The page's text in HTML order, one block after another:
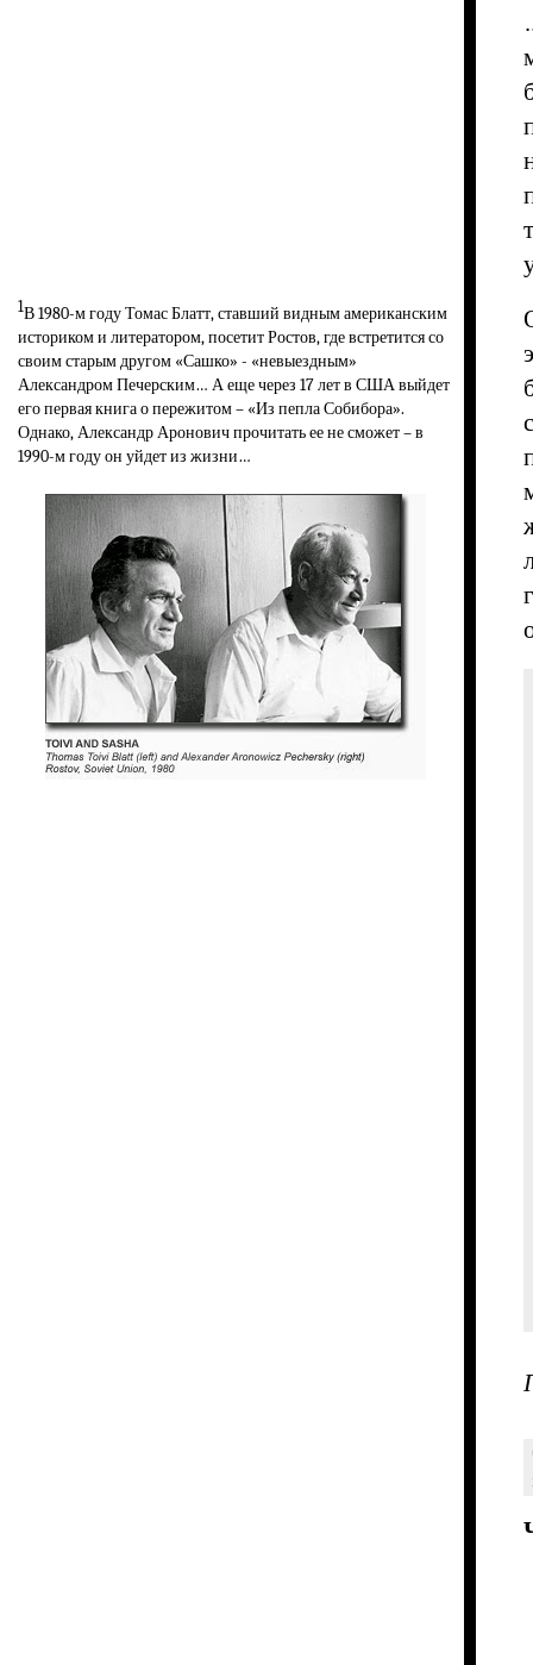
1В 1980-м году Томас Блатт, ставший видным американским
историком и литератором, посетит Ростов, где встретится со
своим старым другом «Сашко» - «невыездным»
Александром Печерским… А еще через 17 лет в США выйдет
его первая книга о пережитом – «Из пепла Собибора».
Однако, Александр Аронович прочитать ее не сможет – в
1990-м году он уйдет из жизни…